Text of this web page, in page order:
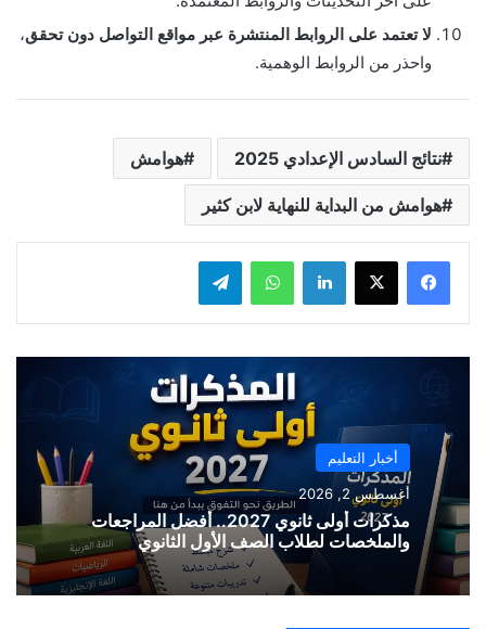
لا تعتمد على الروابط المنتشرة عبر مواقع التواصل دون تحقق،
واحذر من الروابط الوهمية.
نتائج السادس الإعدادي 2025 هوامش
هوامش من البداية للنهاية لابن كثير
لينكدإن واتساب
أخبار التعليم
أغسطس 2, 2026
مذكرات أولى ثانوي 2027.. أفضل المراجعات
والملخصات لطلاب الصف الأول الثانوي